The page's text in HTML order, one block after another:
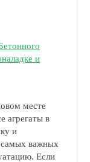
и
месте
агрегаты в
и
самых важных
Если